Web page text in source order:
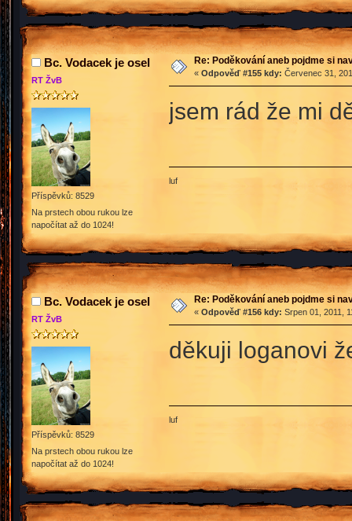
Bc. Vodacek je osel
RT ŽvB
Příspěvků: 8529
Na prstech obou rukou lze
napočítat až do 1024!
Re: Poděkování aneb pojdme si
« Odpověď #155 kdy: Červenec 31,
jsem rád že mi
luf
Bc. Vodacek je osel
RT ŽvB
Příspěvků: 8529
Na prstech obou rukou lze
napočítat až do 1024!
Re: Poděkování aneb pojdme si
« Odpověď #156 kdy: Srpen 01, 2011,
děkuji loganovi
luf